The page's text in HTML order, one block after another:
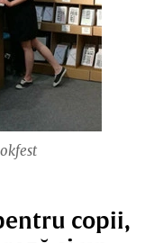
copii,